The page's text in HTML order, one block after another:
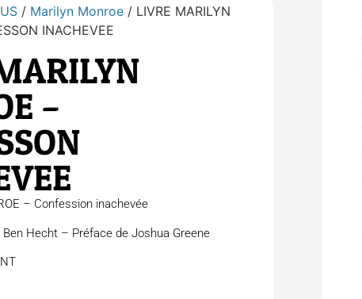
/ Marilyn Monroe / LIVRE MARILYN
INACHEVEE
–
– Confession inachevée
Hecht – Préface de Joshua Greene